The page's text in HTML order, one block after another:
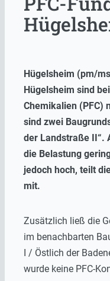
Hügelsheim (pm/
Hügelsheim sind
Chemikalien (PFC)
sind zwei
der Landstraße II“.
die Belastung
jedoch hoch, teilt
mit.
Zusätzlich ließ die
im benachbarten
I / Östlich der
wurde keine PFC-